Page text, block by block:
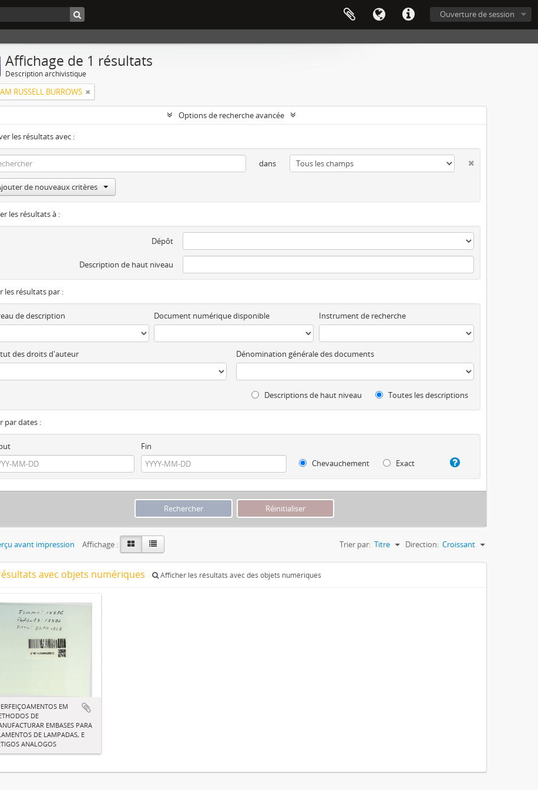
Ouverture de session
Affichage de 1 résultats
Description archivistique
RUSSELL BURROWS
Options de recherche avancée
les résultats avec :
dans
de nouveaux critères
les résultats à :
Dépôt
Description de haut niveau
les résultats par :
de description Document numérique disponible Instrument de recherche
des droits d'auteur Dénomination générale des documents
Descriptions de haut niveau Toutes les descriptions
par dates :
Fin
Chevauchement
Exact
avant impression Affichage : Trier par: Titre Direction: Croissant
avec objets numériques Afficher les résultats avec des objets numériques
EM
DE
EMBASES PARA
DE LAMPADAS, E
ANALOGOS